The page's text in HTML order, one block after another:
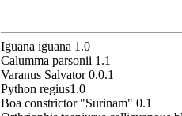
Iguana iguana 1.0
Calumma parsonii 1.1
Varanus Salvator 0.0.1
Python regius1.0
Boa constrictor "Surinam" 0.1